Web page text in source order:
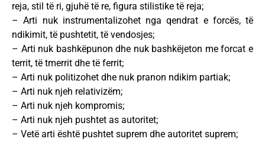
reja, stil të ri, gjuhë të re, figura stilistike të reja;
– Arti nuk instrumentalizohet nga qendrat e forcës, të
ndikimit, të pushtetit, të vendosjes;
– Arti nuk bashkëpunon dhe nuk bashkëjeton me forcat e
territ, të tmerrit dhe të ferrit;
– Arti nuk politizohet dhe nuk pranon ndikim partiak;
– Arti nuk njeh relativizëm;
– Arti nuk njeh kompromis;
– Arti nuk njeh pushtet as autoritet;
– Vetë arti është pushtet suprem dhe autoritet suprem;